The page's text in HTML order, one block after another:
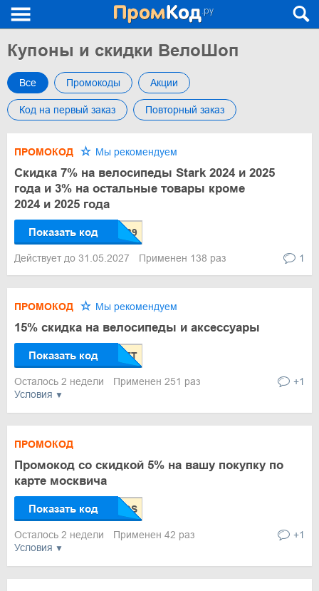
Купоны и скидки ВелоШоп
Все Промокоды Акции
Код на первый заказ Повторный заказ
ПРОМОКОД Мы рекомендуем
Скидка 7% на велосипеды Stark 2024 и 2025
года и 3% на остальные товары кроме
2024 и 2025 года
Показать код
Действует до 31.05.2027 Применен 138 раз 1
Условия
ПРОМОКОД Мы рекомендуем
15% скидка на велосипеды и аксессуары
Показать код
Осталось 2 недели Применен 251 раз +1
Условия
ПРОМОКОД
Промокод со скидкой 5% на вашу покупку по
карте москвича
Показать код
Осталось 2 недели Применен 42 раз +1